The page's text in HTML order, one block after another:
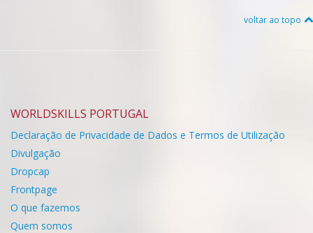
voltar ao topo
WORLDSKILLS PORTUGAL
Declaração de Privacidade de Dados e Termos de Utilização
Divulgação
Dropcap
Frontpage
O que fazemos
Quem somos